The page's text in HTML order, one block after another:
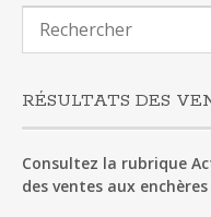
RÉSULTATS DES
Consultez la rubrique
des ventes aux